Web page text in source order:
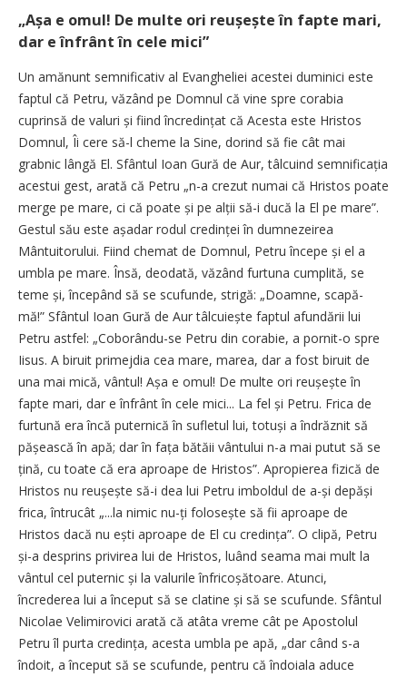
„Așa e omul! De multe ori reușește în fapte mari,
dar e înfrânt în cele mici”
Un amănunt semnificativ al Evangheliei acestei duminici este
faptul că Petru, văzând pe Domnul că vine spre corabia
cuprinsă de valuri și fiind încredințat că Acesta este Hristos
Domnul, Îi cere să-l cheme la Sine, dorind să fie cât mai
grabnic lângă El. Sfântul Ioan Gură de Aur, tâlcuind semnificația
acestui gest, arată că Petru „n-a crezut numai că Hristos poate
merge pe mare, ci că poate și pe alții să-i ducă la El pe mare”.
Gestul său este așadar rodul credinței în dumnezeirea
Mântuitorului. Fiind chemat de Domnul, Petru începe și el a
umbla pe mare. Însă, deodată, văzând furtuna cumplită, se
teme și, începând să se scufunde, strigă: „Doamne, sca­pă-
mă!” Sfântul Ioan Gură de Aur tâlcuiește faptul afundării lui
Petru astfel: „Coborându-se Petru din corabie, a pornit-o spre
Iisus. A biruit primejdia cea mare, marea, dar a fost biruit de
una mai mică, vântul! Așa e omul! De multe ori reușește în
fapte mari, dar e înfrânt în cele mici... La fel și Petru. Frica de
furtună era încă puternică în sufletul lui, totuși a îndrăznit să
pășească în apă; dar în fața bătăii vântului n-a mai putut să se
țină, cu toate că era aproape de Hristos”. Apropierea fizică de
Hristos nu reușește să-i dea lui Petru imboldul de a-și depăși
frica, întrucât „...la nimic nu-ți folosește să fii aproape de
Hristos dacă nu ești aproape de El cu credința”. O clipă, Petru
și-a desprins privirea lui de Hristos, luând seama mai mult la
vântul cel puternic și la valurile înfri­coșătoare. Atunci,
încrederea lui a început să se clatine și să se scufunde. Sfântul
Nicolae Velimirovici arată că atâta vreme cât pe Apostolul
Petru îl purta credința, acesta umbla pe apă, „dar când s-a
îndoit, a început să se scufunde, pentru că îndoiala aduce